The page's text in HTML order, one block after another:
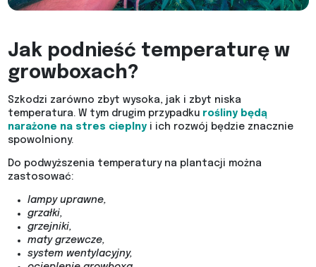
Jak podnieść temperaturę w
growboxach?
Szkodzi zarówno zbyt wysoka, jak i zbyt niska
temperatura. W tym drugim przypadku rośliny będą
narażone na stres cieplnyi ich rozwój będzie znacznie
spowolniony.
Do podwyższenia temperatury na plantacji można
zastosować:
lampy uprawne,
grzałki,
grzejniki,
maty grzewcze,
system wentylacyjny,